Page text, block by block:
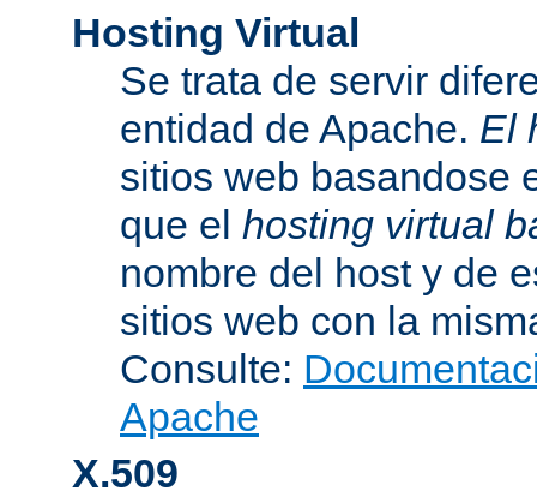
Hosting Virtual
Se trata de servir
entidad de Apache. El
sitios web basandose
que el hosting virtual
nombre del host y de
sitios web con la
Consulte:
Apache
X.509